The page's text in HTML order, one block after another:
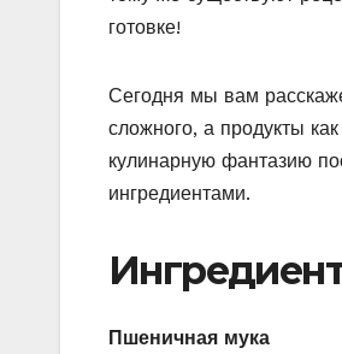
готовке!
Сегодня мы вам
сложного, а продукты
кулинарную фантазию
ингредиентами.
Пшеничная мука